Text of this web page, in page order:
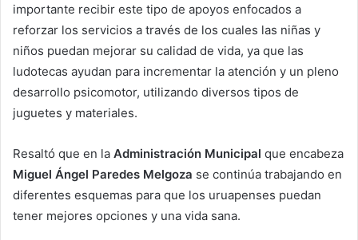
importante recibir este tipo de apoyos enfocados a
reforzar los servicios a través de los cuales las niñas y
niños puedan mejorar su calidad de vida, ya que las
ludotecas ayudan para incrementar la atención y un pleno
desarrollo psicomotor, utilizando diversos tipos de
juguetes y materiales.
Resaltó que en la Administración Municipal que encabeza
Miguel Ángel Paredes Melgoza se continúa trabajando en
diferentes esquemas para que los uruapenses puedan
tener mejores opciones y una vida sana.